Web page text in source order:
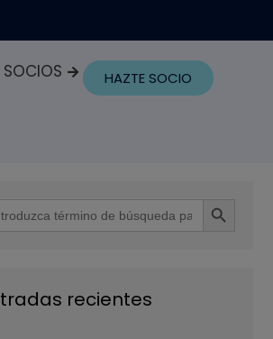
HAZTE SOCIO
Botón de
recientes